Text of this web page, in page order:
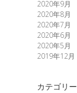
2020年9月
2020年8月
2020年7月
2020年6月
2020年5月
2019年12月
カテゴリー